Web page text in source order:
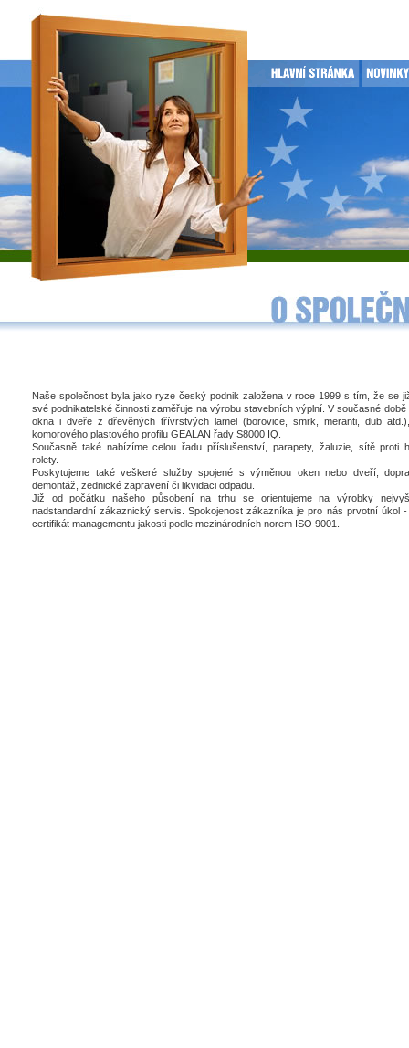
Naše společnost byla jako ryze český podnik založena v roce 1999 s tím, že se
své podnikatelské činnosti zaměřuje na výrobu stavebních výplní. V současné
okna i dveře z dřevěných třívrstvých lamel (borovice, smrk, meranti, dub
komorového plastového profilu GEALAN řady S8000 IQ.
Současně také nabízíme celou řadu příslušenství, parapety, žaluzie, sítě proti
rolety.
Poskytujeme také veškeré služby spojené s výměnou oken nebo dveří,
demontáž, zednické zapravení či likvidaci odpadu.
Již od počátku našeho působení na trhu se orientujeme na výrobky
nadstandardní zákaznický servis. Spokojenost zákazníka je pro nás prvotní úkol
certifikát managementu jakosti podle mezinárodních norem ISO 9001.